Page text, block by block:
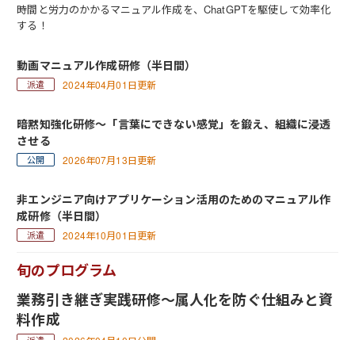
時間と労力のかかるマニュアル作成を、ChatGPTを駆使して効率化
する！
動画マニュアル作成研修（半日間）
2024年04月01日更新
暗黙知強化研修～「言葉にできない感覚」を鍛え、組織に浸透
させる
2026年07月13日更新
非エンジニア向けアプリケーション活用のためのマニュアル作
成研修（半日間）
2024年10月01日更新
旬のプログラム
業務引き継ぎ実践研修～属人化を防ぐ仕組みと資
料作成